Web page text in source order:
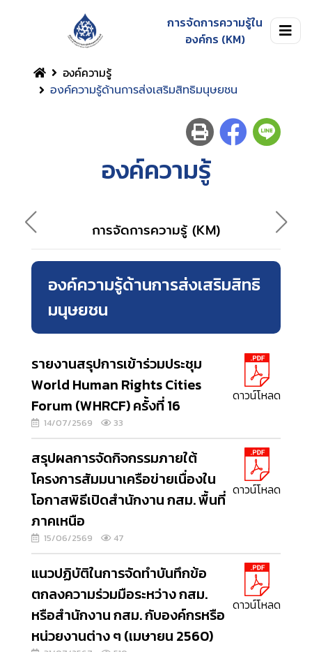
การจัดการความรู้ใน
องค์กร (KM)
องค์ความรู้
องค์ความรู้ด้านการส่งเสริมสิทธิมนุษยชน
องค์ความรู้
การจัดการความรู้ (KM)
องค์ความรู้ด้านการส่งเสริมสิทธิ
มนุษยชน
รายงานสรุปการเข้าร่วมประชุม
World Human Rights Cities
Forum (WHRCF) ครั้งที่ 16
14/07/2569 33
ดาวน์โหลด
สรุปผลการจัดกิจกรรมภายใต้
โครงการสัมมนาเครือข่ายเนื่องใน
โอกาสพิธีเปิดสำนักงาน กสม. พื้นที่
ภาคเหนือ
15/06/2569 47
ดาวน์โหลด
แนวปฏิบัติในการจัดทำบันทึกข้อ
ตกลงความร่วมมือระหว่าง กสม.
หรือสำนักงาน กสม. กับองค์กรหรือ
หน่วยงานต่าง ๆ (เมษายน 2560)
ดาวน์โหลด